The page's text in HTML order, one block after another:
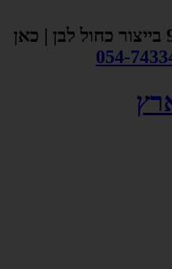
תכשיטי כסף אמיתי 925 בייצור כחול לבן | כאן
054-